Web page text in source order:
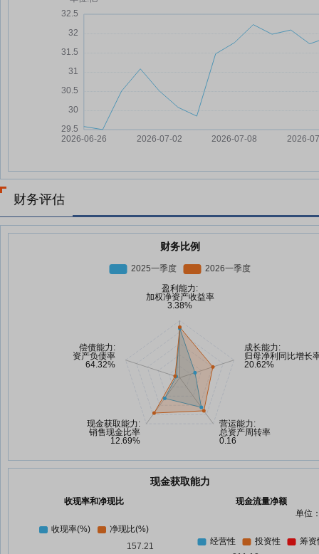
财务评估
财务比例
现金获取能力
收现率和净现比
现金流量净额
单位